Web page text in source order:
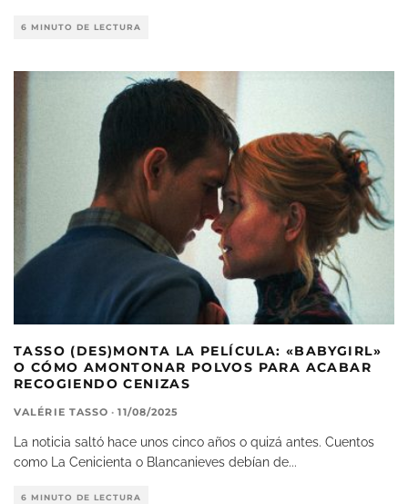
6 MINUTO DE LECTURA
TASSO (DES)MONTA LA PELÍCULA: «BABYGIRL»
O CÓMO AMONTONAR POLVOS PARA ACABAR
RECOGIENDO CENIZAS
VALÉRIE TASSO · 11/08/2025
La noticia saltó hace unos cinco años o quizá antes. Cuentos
como La Cenicienta o Blancanieves debían de...
6 MINUTO DE LECTURA